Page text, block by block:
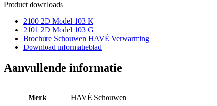
Product downloads
2100 2D Model 103 K
2101 2D Model 103 G
Brochure Schouwen HAVÉ Verwarming
Download informatieblad
Aanvullende informatie
Merk HAVÉ Schouwen